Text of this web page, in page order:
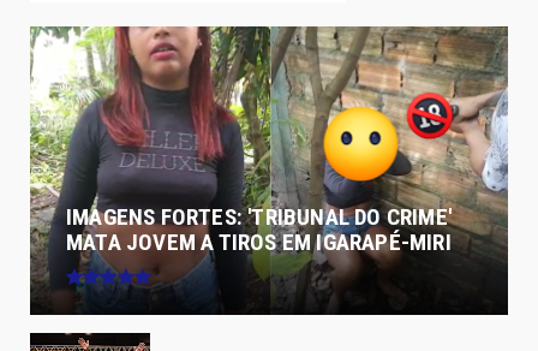
IMAGENS FORTES: 'TRIBUNAL DO CRIME'
MATA JOVEM A TIROS EM IGARAPÉ-MIRI